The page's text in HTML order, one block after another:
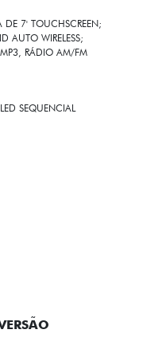
DE 7' TOUCHSCREEN;
AUTO WIRELESS;
RÁDIO AM/FM
SEQUENCIAL